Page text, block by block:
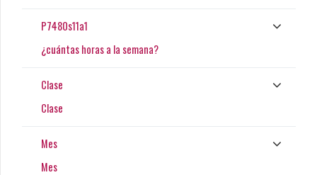
P7480s11a1
¿cuántas horas a la semana?
Clase
Clase
Mes
Mes